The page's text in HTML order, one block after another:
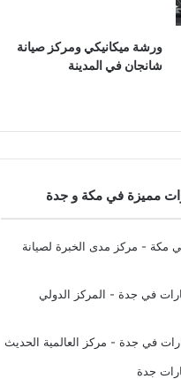
ورشة ميكانيكي ومركز صيانة
شانجان في المدينة
مميزة في مكة و جدة
مكة - مركز مدى الخبرة لصيانة
في جدة - المركز الدولي
في جدة - مركز العالمية الحديث
جدة